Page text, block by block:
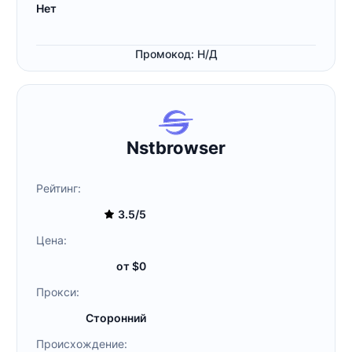
Нет
Промокод: Н/Д
Nstbrowser
Рейтинг:
3.5/5
Цена:
от $0
Прокси:
Сторонний
Происхождение: